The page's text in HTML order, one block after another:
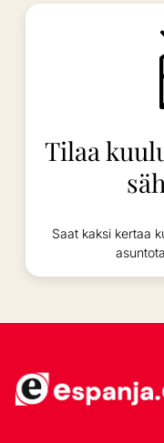
Tilaa
Saat kaksi kertaa